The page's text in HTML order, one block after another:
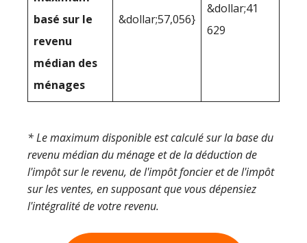
basé sur le
revenu
médian des
ménages
&dollar;57,056}
&dollar;41
629
* Le maximum disponible est calculé sur la base du
revenu médian du ménage et de la déduction de
l'impôt sur le revenu, de l'impôt foncier et de l'impôt
sur les ventes, en supposant que vous dépensiez
l'intégralité de votre revenu.